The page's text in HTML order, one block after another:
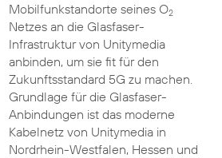
Mobilfunkstandorte seines O2
Netzes an die Glasfaser-
Infrastruktur von Unitymedia
anbinden, um sie fit für den
Zukunftsstandard 5G zu machen.
Grundlage für die Glasfaser-
Anbindungen ist das moderne
Kabelnetz von Unitymedia in
Nordrhein-Westfalen, Hessen und